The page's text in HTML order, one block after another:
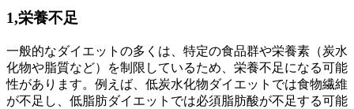
1,栄養不足
一般的なダイエットの多くは、特定の食品群や栄養素（炭水
化物や脂質など）を制限しているため、栄養不足になる可能
性があります。例えば、低炭水化物ダイエットでは食物繊維
が不足し、低脂肪ダイエットでは必須脂肪酸が不足する可能